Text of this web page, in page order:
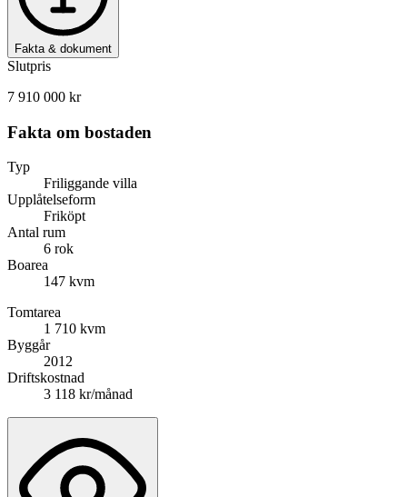
Fakta & dokument
Slutpris
7 910 000 kr
Fakta om bostaden
Typ
Friliggande villa
Upplåtelseform
Friköpt
Antal rum
6 rok
Boarea
147 kvm
Tomtarea
1 710 kvm
Byggår
2012
Driftskostnad
3 118 kr/månad